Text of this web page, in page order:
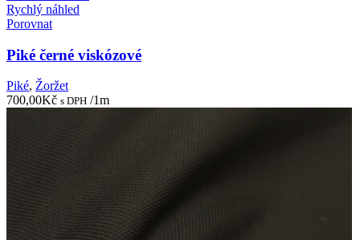
Rychlý náhled
Porovnat
Piké černé viskózové
Piké, Žoržet
700,00Kč s DPH /1m